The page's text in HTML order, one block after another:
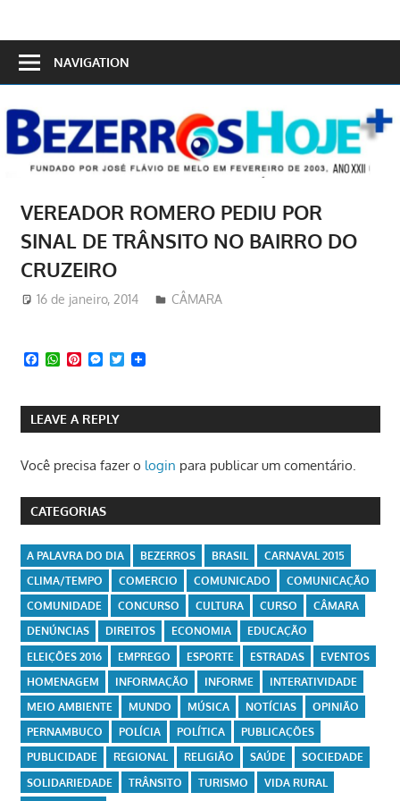
content
Bezerros
Hoje
NAVIGATION
VEREADOR ROMERO PEDIU POR
SINAL DE TRÂNSITO NO BAIRRO DO
CRUZEIRO
16 de janeiro, 2014 Redator
CÂMARA
Facebook
WhatsApp
Pinterest
Messenger
Twitter
LEAVE A REPLY
Você precisa fazer o login para publicar um comentário.
CATEGORIAS
A PALAVRA DO DIA BEZERROS BRASIL
CARNAVAL 2015
CLIMA/TEMPO
COMERCIO COMUNICADO
COMUNICAÇÃO
COMUNIDADE
CONCURSO CULTURA CURSO
CÂMARA
DENÚNCIAS
DIREITOS ECONOMIA
EDUCAÇÃO
ELEIÇÕES 2016
EMPREGO ESPORTE ESTRADAS
EVENTOS
HOMENAGEM
INFORMAÇÃO INFORME
INTERATIVIDADE
MEIO AMBIENTE
MUNDO MÚSICA NOTÍCIAS
OPINIÃO
PERNAMBUCO
POLÍCIA POLÍTICA
PUBLICAÇÕES
PUBLICIDADE
REGIONAL RELIGIÃO SAÚDE
SOCIEDADE
SOLIDARIEDADE
TRÂNSITO TURISMO
VIDA RURAL